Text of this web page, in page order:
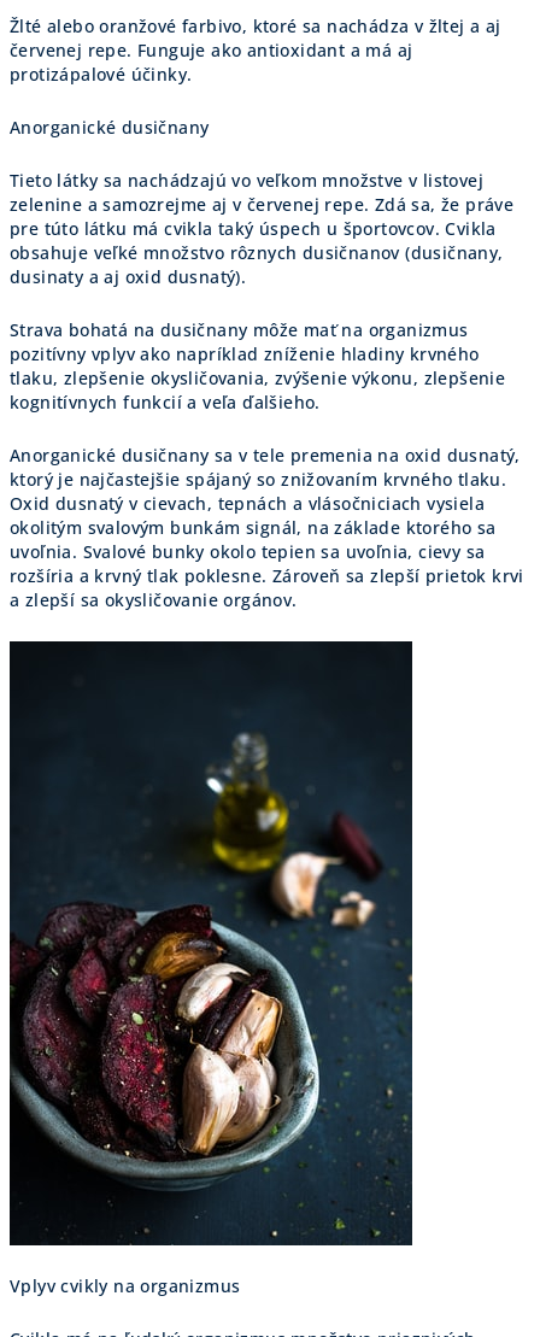
Žlté alebo oranžové farbivo, ktoré sa nachádza v žltej a aj
červenej repe. Funguje ako antioxidant a má aj
protizápalové účinky.
Anorganické dusičnany
Tieto látky sa nachádzajú vo veľkom množstve v listovej
zelenine a samozrejme aj v červenej repe. Zdá sa, že práve
pre túto látku má cvikla taký úspech u športovcov. Cvikla
obsahuje veľké množstvo rôznych dusičnanov (dusičnany,
dusinaty a aj oxid dusnatý).
Strava bohatá na dusičnany môže mať na organizmus
pozitívny vplyv ako napríklad zníženie hladiny krvného
tlaku, zlepšenie okysličovania, zvýšenie výkonu, zlepšenie
kognitívnych funkcií a veľa ďalšieho.
Anorganické dusičnany sa v tele premenia na oxid dusnatý,
ktorý je najčastejšie spájaný so znižovaním krvného tlaku.
Oxid dusnatý v cievach, tepnách a vlásočniciach vysiela
okolitým svalovým bunkám signál, na základe ktorého sa
uvoľnia. Svalové bunky okolo tepien sa uvoľnia, cievy sa
rozšíria a krvný tlak poklesne. Zároveň sa zlepší prietok krvi
a zlepší sa okysličovanie orgánov.
Vplyv cvikly na organizmus